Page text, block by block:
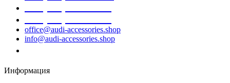
office@audi-accessories.shop
info@audi-accessories.shop
Информация